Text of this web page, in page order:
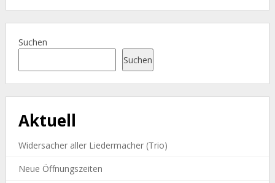
Suchen
Suchen
Aktuell
Widersacher aller Liedermacher (Trio)
Neue Öffnungszeiten